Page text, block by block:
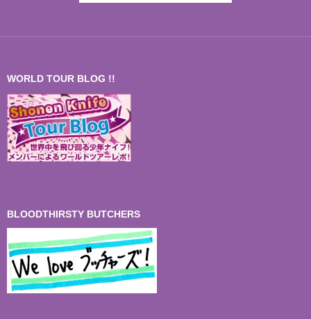
WORLD TOUR BLOG !!
BLOODTHIRSTY BUTCHERS